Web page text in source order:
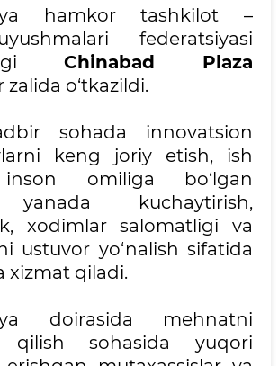
hamkor tashkilot –
federatsiyasi
Chinabad Plaza
o‘tkazildi.
sohada innovatsion
keng joriy etish, ish
omiliga bo‘lgan
yanada kuchaytirish,
xodimlar salomatligi va
ustuvor yo‘nalish sifatida
xizmat qiladi.
doirasida mehnatni
qilish sohasida yuqori